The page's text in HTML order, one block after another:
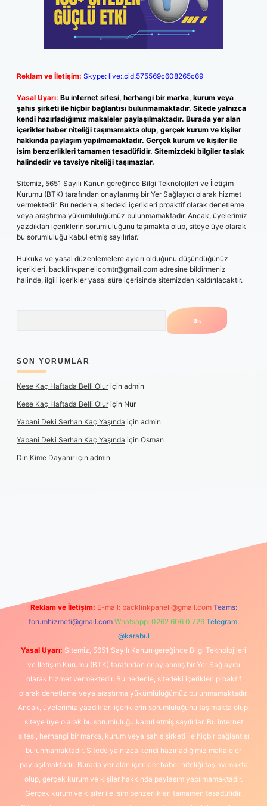
Reklam ve İletişim: Skype: live:.cid.575569c608265c69
Yasal Uyarı: Bu internet sitesi, herhangi bir marka, kurum veya
şahıs şirketi ile hiçbir bağlantısı bulunmamaktadır. Sitede yalnızca
kendi hazırladığımız makaleler paylaşılmaktadır. Burada yer alan
içerikler haber niteliği taşımamakta olup, gerçek kurum ve kişiler
hakkında paylaşım yapılmamaktadır. Gerçek kurum ve kişiler ile
isim benzerlikleri tamamen tesadüfidir. Sitemizdeki bilgiler taslak
halindedir ve tavsiye niteliği taşımazlar.
Sitemiz, 5651 Sayılı Kanun gereğince Bilgi Teknolojileri ve İletişim
Kurumu (BTK) tarafından onaylanmış bir Yer Sağlayıcı olarak hizmet
vermektedir. Bu nedenle, sitedeki içerikleri proaktif olarak denetleme
veya araştırma yükümlülüğümüz bulunmamaktadır. Ancak, üyelerimiz
yazdıkları içeriklerin sorumluluğunu taşımakta olup, siteye üye olarak
bu sorumluluğu kabul etmiş sayılırlar.
Hukuka ve yasal düzenlemelere aykırı olduğunu düşündüğünüz
içerikleri, backlinkpanelicomtr@gmail.com adresine bildirmeniz
halinde, ilgili içerikler yasal süre içerisinde sitemizden kaldırılacaktır.
SON YORUMLAR
Kese Kaç Haftada Belli Oluriçin admin
Kese Kaç Haftada Belli Oluriçin Nur
Yabani Deki Serhan Kaç Yaşında için admin
Yabani Deki Serhan Kaç Yaşında için Osman
Din Kime Dayanıriçin admin
Reklam ve İletişim: E-mail: backlinkpaneli@gmail.com Teams:
forumhizmeti@gmail.com Whatsapp: 0262 606 0 726 Telegram:
@karabul
Yasal Uyarı: Sitemiz, 5651 Sayılı Kanun gereğince Bilgi Teknolojileri
ve İletişim Kurumu (BTK) tarafından onaylanmış bir Yer Sağlayıcı
olarak hizmet vermektedir. Bu nedenle, sitedeki içerikleri proaktif
olarak denetleme veya araştırma yükümlülüğümüz bulunmamaktadır.
Ancak, üyelerimiz yazdıkları içeriklerin sorumluluğunu taşımakta olup,
siteye üye olarak bu sorumluluğu kabul etmiş sayılırlar. Bu internet
sitesi, herhangi bir marka, kurum veya şahıs şirketi ile hiçbir bağlantısı
bulunmamaktadır. Sitede yalnızca kendi hazırladığımız makaleler
paylaşılmaktadır. Burada yer alan içerikler haber niteliği taşımamakta
olup, gerçek kurum ve kişiler hakkında paylaşım yapılmamaktadır.
Gerçek kurum ve kişiler ile isim benzerlikleri tamamen tesadüfidir.